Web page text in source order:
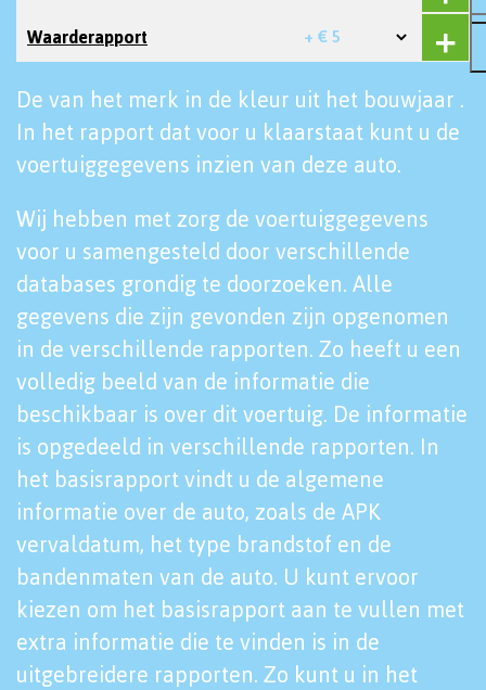
Waarderapport + € 5
De van het merk in de kleur uit het bouwjaar .
In het rapport dat voor u klaarstaat kunt u de
voertuiggegevens inzien van deze auto.
Wij hebben met zorg de voertuiggegevens
voor u samengesteld door verschillende
databases grondig te doorzoeken. Alle
gegevens die zijn gevonden zijn opgenomen
in de verschillende rapporten. Zo heeft u een
volledig beeld van de informatie die
beschikbaar is over dit voertuig. De informatie
is opgedeeld in verschillende rapporten. In
het basisrapport vindt u de algemene
informatie over de auto, zoals de APK
vervaldatum, het type brandstof en de
bandenmaten van de auto. U kunt ervoor
kiezen om het basisrapport aan te vullen met
extra informatie die te vinden is in de
uitgebreidere rapporten. Zo kunt u in het